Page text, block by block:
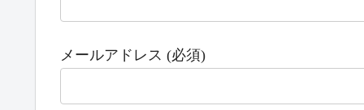
メールアドレス (必須)